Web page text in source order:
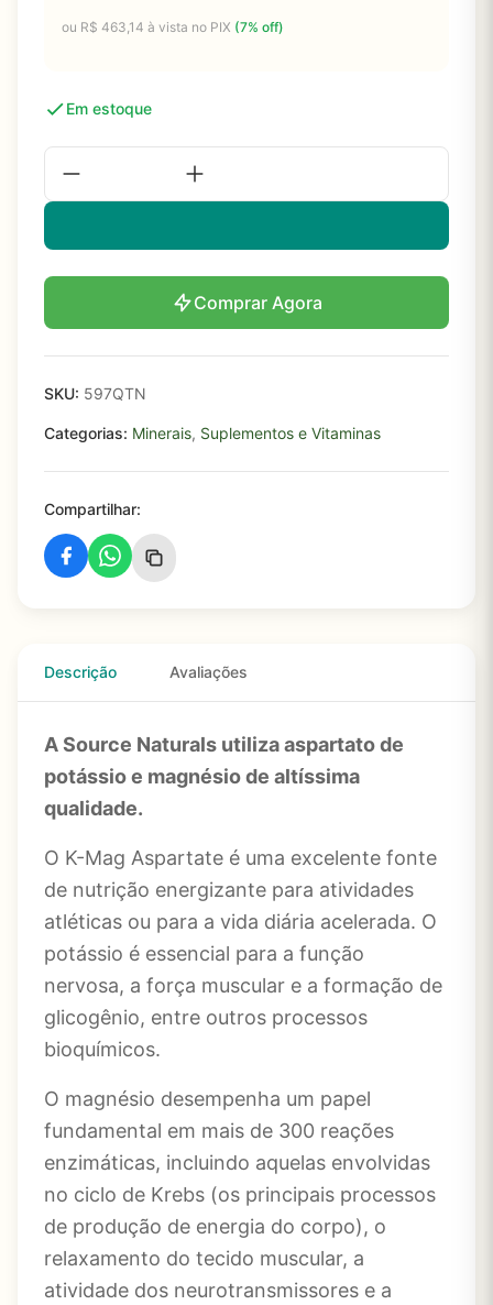
ou R$ 463,14 à vista no PIX (7% off)
Em estoque
Comprar Agora
SKU: 597QTN
Categorias: Minerais, Suplementos e Vitaminas
Compartilhar:
Descrição Avaliações
A Source Naturals utiliza aspartato de
potássio e magnésio de altíssima
qualidade.
O K-Mag Aspartate é uma excelente fonte
de nutrição energizante para atividades
atléticas ou para a vida diária acelerada. O
potássio é essencial para a função
nervosa, a força muscular e a formação de
glicogênio, entre outros processos
bioquímicos.
O magnésio desempenha um papel
fundamental em mais de 300 reações
enzimáticas, incluindo aquelas envolvidas
no ciclo de Krebs (os principais processos
de produção de energia do corpo), o
relaxamento do tecido muscular, a
atividade dos neurotransmissores e a